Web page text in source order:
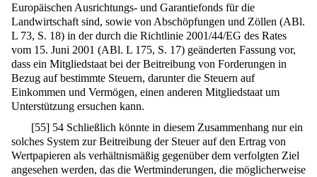
Europäischen Ausrichtungs- und Garantiefonds für die
Landwirtschaft sind, sowie von Abschöpfungen und Zöllen (ABl.
L 73, S. 18) in der durch die Richtlinie 2001/44/EG des Rates
vom 15. Juni 2001 (ABl. L 175, S. 17) geänderten Fassung vor,
dass ein Mitgliedstaat bei der Beitreibung von Forderungen in
Bezug auf bestimmte Steuern, darunter die Steuern auf
Einkommen und Vermögen, einen anderen Mitgliedstaat um
Unterstützung ersuchen kann.
[55] 54 Schließlich könnte in diesem Zusammenhang nur ein
solches System zur Beitreibung der Steuer auf den Ertrag von
Wertpapieren als verhältnismäßig gegenüber dem verfolgten Ziel
angesehen werden, das die Wertminderungen, die möglicherweise